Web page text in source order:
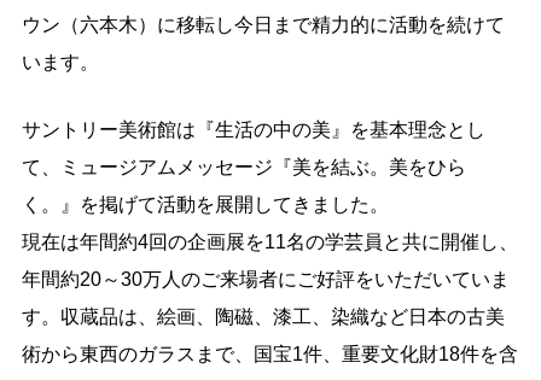
ウン（六本木）に移転し今日まで精力的に活動を続けて
います。
サントリー美術館は『生活の中の美』を基本理念とし
て、ミュージアムメッセージ『美を結ぶ。美をひら
く。』を掲げて活動を展開してきました。
現在は年間約4回の企画展を11名の学芸員と共に開催し、
年間約20～30万人のご来場者にご好評をいただいていま
す。収蔵品は、絵画、陶磁、漆工、染織など日本の古美
術から東西のガラスまで、国宝1件、重要文化財18件を含